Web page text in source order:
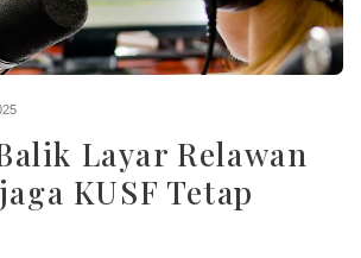
Layar Relawan
KUSF Tetap